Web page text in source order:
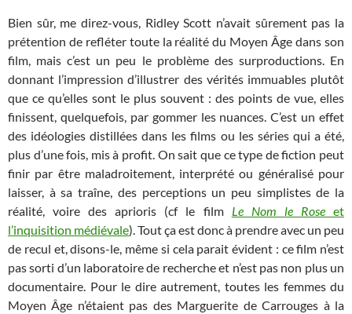
Bien sûr, me direz-vous, Ridley Scott n’avait sûrement pas la
prétention de refléter toute la réalité du Moyen Âge dans son
film, mais c’est un peu le problème des surproductions. En
donnant l’impression d’illustrer des vérités immuables plutôt
que ce qu’elles sont le plus souvent : des points de vue, elles
finissent, quelquefois, par gommer les nuances. C’est un effet
des idéologies distillées dans les films ou les séries qui a été,
plus d’une fois, mis à profit. On sait que ce type de fiction peut
finir par être maladroitement, interprété ou généralisé pour
laisser, à sa traîne, des perceptions un peu simplistes de la
réalité, voire des aprioris (cf le film Le Nom le Roseet
l’inquisition médiévale). Tout ça est donc à prendre avec un peu
de recul et, disons-le, même si cela parait évident : ce film n’est
pas sorti d’un laboratoire de recherche et n’est pas non plus un
documentaire. Pour le dire autrement, toutes les femmes du
Moyen Âge n’étaient pas des Marguerite de Carrouges à la